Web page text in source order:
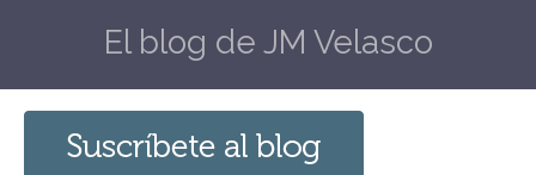
El blog de JM Velasco